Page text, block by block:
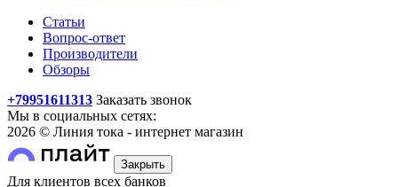
Статьи
Вопрос-ответ
Производители
Обзоры
+79951611313 Заказать звонок
Мы в социальных сетях:
2026 © Линия тока - интернет магазин
Закрыть
Для клиентов всех банков